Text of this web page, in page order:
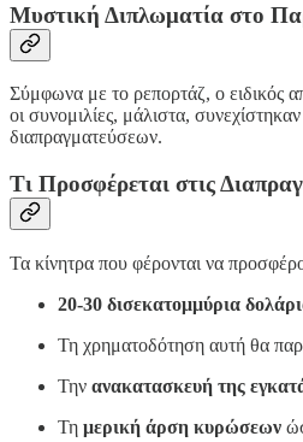
Μυστική Διπλωματία στο
Σύμφωνα με το ρεπορτάζ, ο ειδικός
οι συνομιλίες, μάλιστα,
διαπραγματεύσεων.
Τι Προσφέρεται στις
Τα κίνητρα που φέρονται να
20-30 δισεκατομμύρια
Τη χρηματοδότηση αυτή θα
Την ανακατασκευή της
Τη μερική άρση κυρώσεων